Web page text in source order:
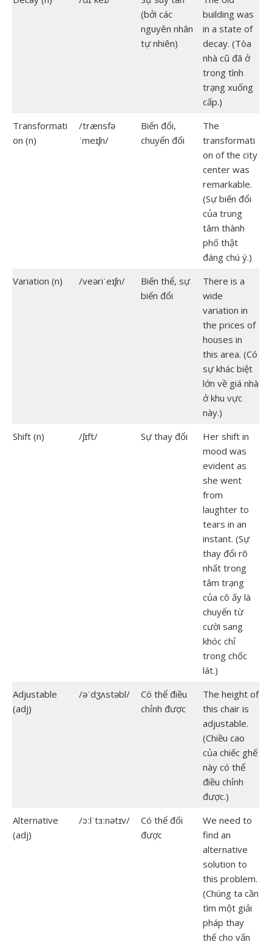
(bởi các
nguyên nhân
tự nhiên)
building was
in a state of
decay. (Tòa
nhà cũ đã ở
trong tình
trạng xuống
cấp.)
Transformati
on (n)
/trænsfə
ˈmeɪʃn/
Biến đổi,
chuyển đổi
The
transformati
on of the city
center was
remarkable.
(Sự biến đổi
của trung
tâm thành
phố thật
đáng chú ý.)
Variation (n)
/veəriˈeɪʃn/
Biến thể, sự
biến đổi
There is a
wide
variation in
the prices of
houses in
this area. (Có
sự khác biệt
lớn về giá nhà
ở khu vực
này.)
Shift (n)
/ʃɪft/ Sự thay đổi
Her shift in
mood was
evident as
she went
from
laughter to
tears in an
instant. (Sự
thay đổi rõ
nhất trong
tâm trạng
của cô ấy là
chuyển từ
cười sang
khóc chỉ
trong chốc
lát.)
Adjustable
(adj)
/əˈdʒʌstəbl/
Có thể điều
chỉnh được
The height of
this chair is
adjustable.
(Chiều cao
của chiếc ghế
này có thể
điều chỉnh
được.)
Alternative
(adj)
/ɔːlˈtɜːnətɪv/
Có thể đổi
được
We need to
find an
alternative
solution to
this problem.
(Chúng ta cần
tìm một giải
pháp thay
thế cho vấn